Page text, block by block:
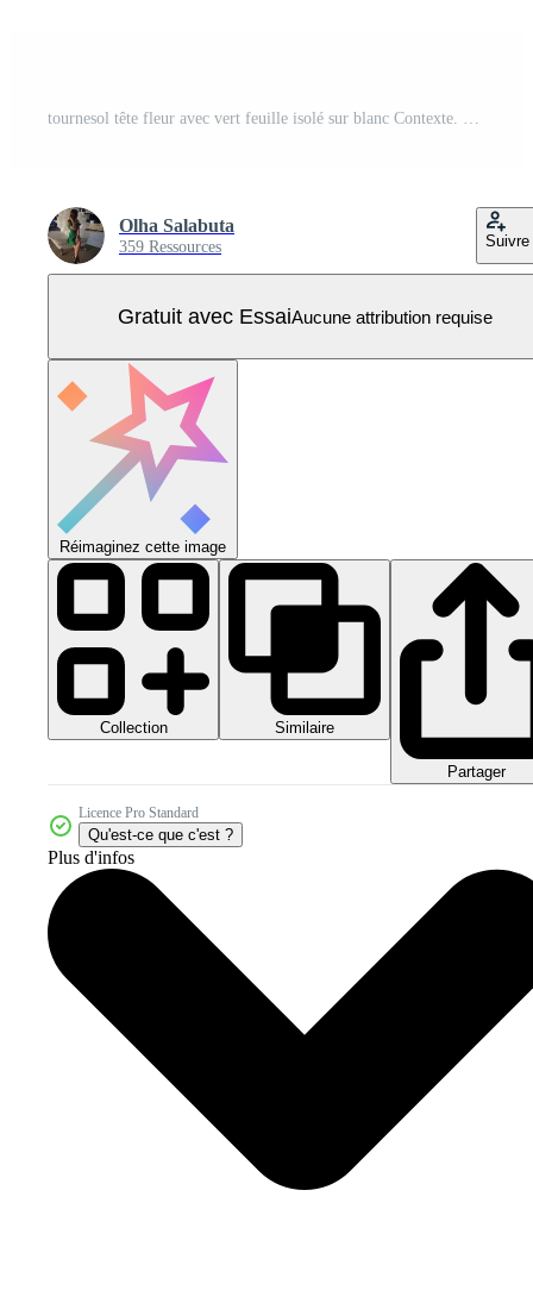
tournesol tête fleur avec vert feuille isolé sur blanc Contexte. botanique floral illustration de Jaune été fleur Vecteur Pro
Olha Salabuta
359 Ressources Suivre
Gratuit avec EssaiAucune attribution requise
Réimaginez cette image
Collection Similaire
Partager
Licence Pro Standard
Qu'est-ce que c'est ?
Plus d'infos